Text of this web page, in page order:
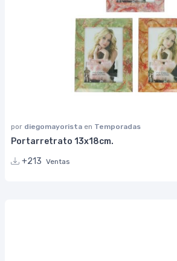
por diegomayorista en Temporadas
Portarretrato 13x18cm.
+213 Ventas